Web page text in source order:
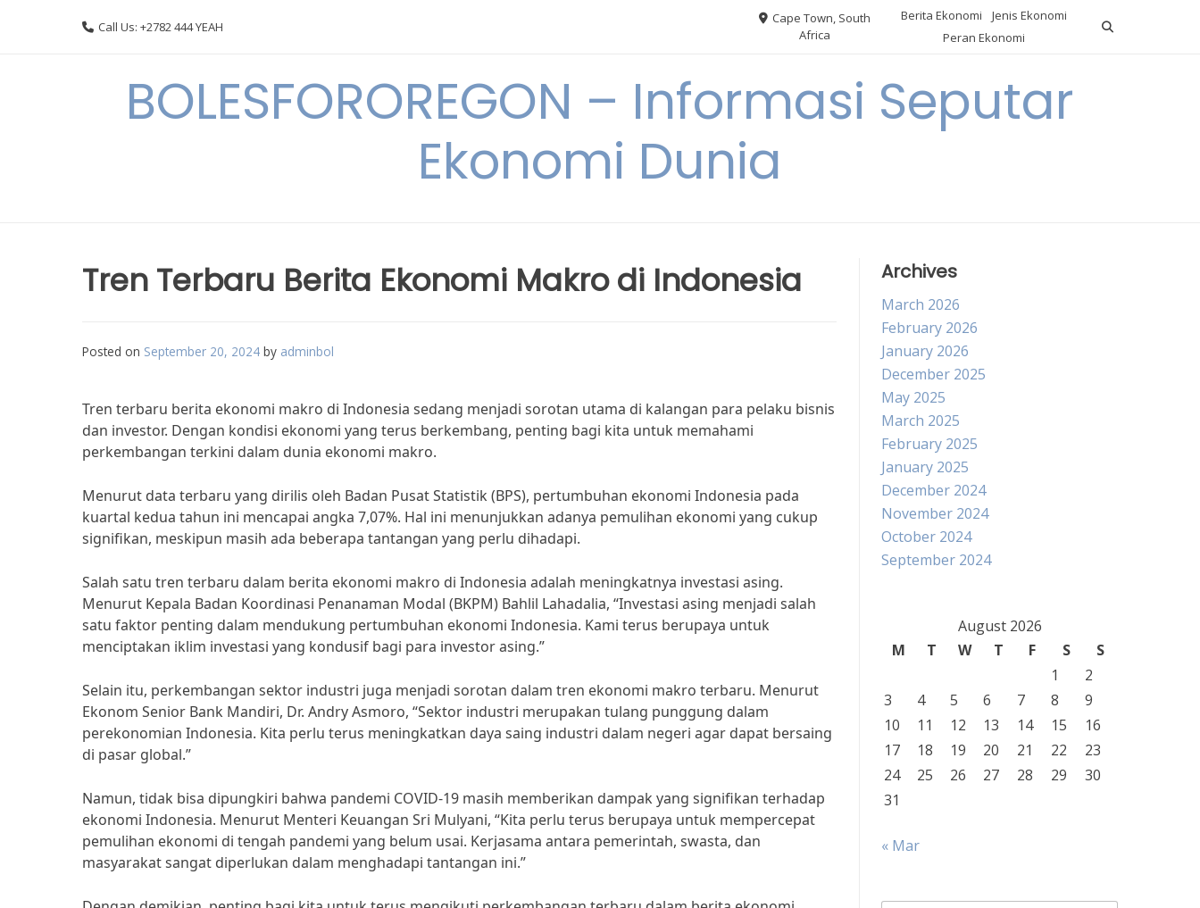
Call Us: +2782 444 YEAH
Cape Town, South
Africa
Berita Ekonomi
Jenis Ekonomi
Peran Ekonomi
BOLESFOROREGON – Informasi Seputar
Ekonomi Dunia
Tren Terbaru Berita Ekonomi Makro di Indonesia
Posted on September 20, 2024 by adminbol
Tren terbaru berita ekonomi makro di Indonesia sedang menjadi sorotan utama di kalangan para pelaku bisnis
dan investor. Dengan kondisi ekonomi yang terus berkembang, penting bagi kita untuk memahami
perkembangan terkini dalam dunia ekonomi makro.
Menurut data terbaru yang dirilis oleh Badan Pusat Statistik (BPS), pertumbuhan ekonomi Indonesia pada
kuartal kedua tahun ini mencapai angka 7,07%. Hal ini menunjukkan adanya pemulihan ekonomi yang cukup
signifikan, meskipun masih ada beberapa tantangan yang perlu dihadapi.
Salah satu tren terbaru dalam berita ekonomi makro di Indonesia adalah meningkatnya investasi asing.
Menurut Kepala Badan Koordinasi Penanaman Modal (BKPM) Bahlil Lahadalia, “Investasi asing menjadi salah
satu faktor penting dalam mendukung pertumbuhan ekonomi Indonesia. Kami terus berupaya untuk
menciptakan iklim investasi yang kondusif bagi para investor asing.”
Selain itu, perkembangan sektor industri juga menjadi sorotan dalam tren ekonomi makro terbaru. Menurut
Ekonom Senior Bank Mandiri, Dr. Andry Asmoro, “Sektor industri merupakan tulang punggung dalam
perekonomian Indonesia. Kita perlu terus meningkatkan daya saing industri dalam negeri agar dapat bersaing
di pasar global.”
Namun, tidak bisa dipungkiri bahwa pandemi COVID-19 masih memberikan dampak yang signifikan terhadap
ekonomi Indonesia. Menurut Menteri Keuangan Sri Mulyani, “Kita perlu terus berupaya untuk mempercepat
pemulihan ekonomi di tengah pandemi yang belum usai. Kerjasama antara pemerintah, swasta, dan
masyarakat sangat diperlukan dalam menghadapi tantangan ini.”
Archives
March 2026
February 2026
January 2026
December 2025
May 2025
March 2025
February 2025
January 2025
December 2024
November 2024
October 2024
September 2024
August 2026
M
T W T F S
S
1
2
3
4 5 6 7 8
9
10
11 12 13 14 15
16
17
18 19 20 21 22
23
24
25 26 27 28 29
30
31
« Mar